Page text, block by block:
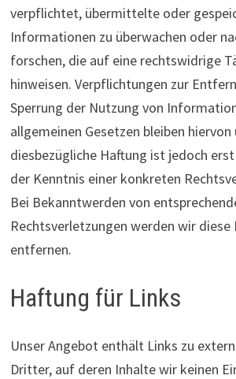
verpflichtet, übermittelte oder
Informationen zu überwachen oder
forschen, die auf eine rechtswidrige
hinweisen. Verpflichtungen zur
Sperrung der Nutzung von
allgemeinen Gesetzen bleiben
diesbezügliche Haftung ist jedoch
der Kenntnis einer konkreten
Bei Bekanntwerden von
Rechtsverletzungen werden wir
entfernen.
Haftung für Links
Unser Angebot enthält Links zu
Dritter, auf deren Inhalte wir keinen